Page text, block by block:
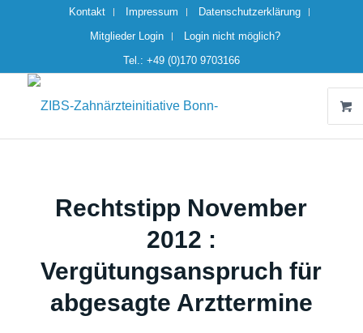
Kontakt Impressum
Datenschutzerklärung
Mitglieder Login
Login nicht möglich?
Tel.: +49 (0)170 9703166
Rechtstipp November
2012 :
Vergütungsanspruch für
abgesagte Arzttermine